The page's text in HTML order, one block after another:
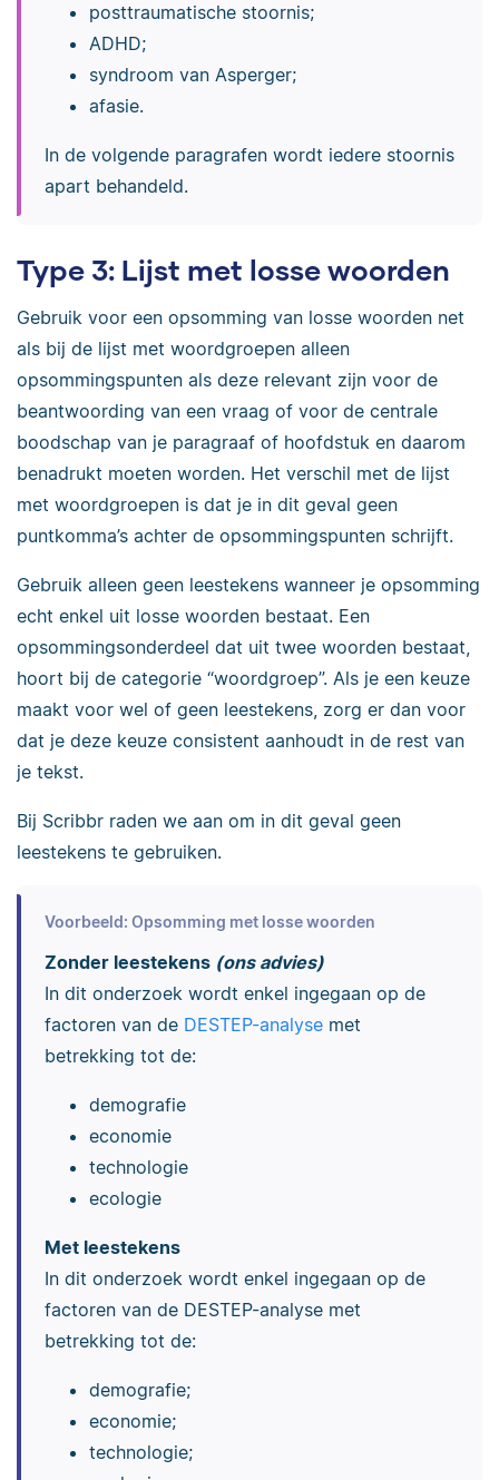
posttraumatische stoornis;
ADHD;
syndroom van Asperger;
afasie.
In de volgende paragrafen wordt iedere stoornis
apart behandeld.
Type 3: Lijst met losse woorden
Gebruik voor een opsomming van losse woorden net
als bij de lijst met woordgroepen alleen
opsommingspunten als deze relevant zijn voor de
beantwoording van een vraag of voor de centrale
boodschap van je paragraaf of hoofdstuk en daarom
benadrukt moeten worden. Het verschil met de lijst
met woordgroepen is dat je in dit geval geen
puntkomma’s achter de opsommingspunten schrijft.
Gebruik alleen geen leestekens wanneer je opsomming
echt enkel uit losse woorden bestaat. Een
opsommingsonderdeel dat uit twee woorden bestaat,
hoort bij de categorie “woordgroep”. Als je een keuze
maakt voor wel of geen leestekens, zorg er dan voor
dat je deze keuze consistent aanhoudt in de rest van
je tekst.
Bij Scribbr raden we aan om in dit geval geen
leestekens te gebruiken.
Voorbeeld: Opsomming met losse woorden
Zonder leestekens (ons advies)
In dit onderzoek wordt enkel ingegaan op de
factoren van de DESTEP-analysemet
betrekking tot de:
demografie
economie
technologie
ecologie
Met leestekens
In dit onderzoek wordt enkel ingegaan op de
factoren van de DESTEP-analyse met
betrekking tot de:
demografie;
economie;
technologie;